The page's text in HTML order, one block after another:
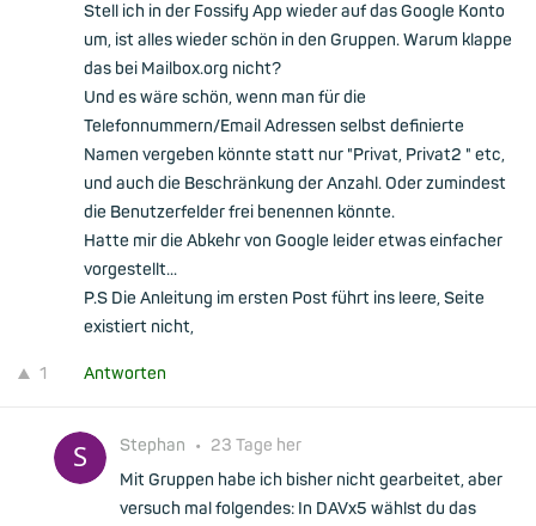
Stell ich in der Fossify App wieder auf das Google Konto
um, ist alles wieder schön in den Gruppen. Warum klappe
das bei Mailbox.org nicht?
Und es wäre schön, wenn man für die
Telefonnummern/Email Adressen selbst definierte
Namen vergeben könnte statt nur "Privat, Privat2 " etc,
und auch die Beschränkung der Anzahl. Oder zumindest
die Benutzerfelder frei benennen könnte.
Hatte mir die Abkehr von Google leider etwas einfacher
vorgestellt...
P.S Die Anleitung im ersten Post führt ins leere, Seite
existiert nicht,
1 Antworten
Stephan • 23 Tage her
Mit Gruppen habe ich bisher nicht gearbeitet, aber
versuch mal folgendes: In DAVx5 wählst du das